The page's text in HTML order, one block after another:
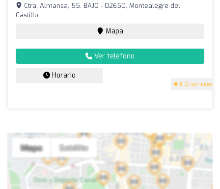
5 (2 opiniones)
Ctra. Almansa, 55, BAJO - 02650, Montealegre del
Castillo
Mapa
Ver teléfono
Horario